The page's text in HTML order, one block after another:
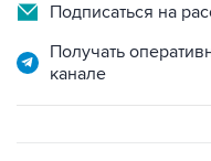
Подписаться на
Получать
канале